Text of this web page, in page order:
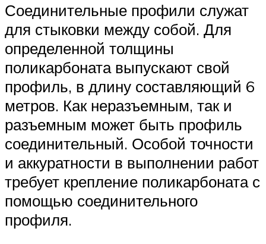
Соединительные профили служат
для стыковки между собой. Для
определенной толщины
поликарбоната выпускают свой
профиль, в длину составляющий 6
метров. Как неразъемным, так и
разъемным может быть профиль
соединительный. Особой точности
и аккуратности в выполнении работ
требует крепление поликарбоната с
помощью соединительного
профиля.